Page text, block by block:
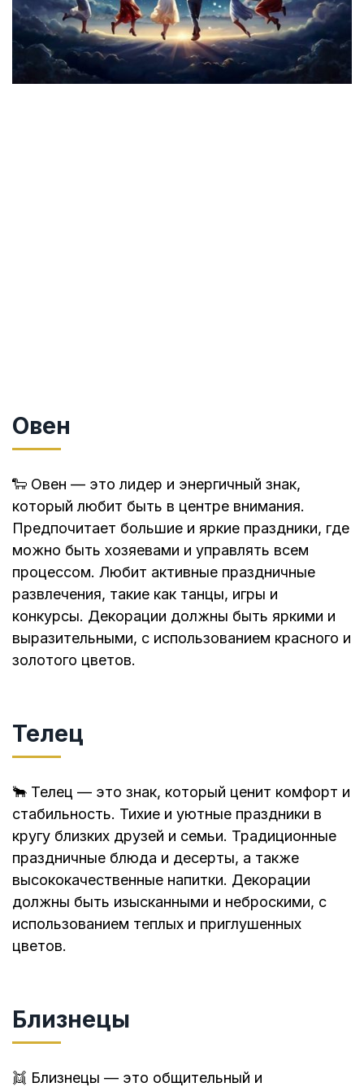
Овен
🐑 Овен — это лидер и энергичный знак,
который любит быть в центре внимания.
Предпочитает большие и яркие праздники, где
можно быть хозяевами и управлять всем
процессом. Любит активные праздничные
развлечения, такие как танцы, игры и
конкурсы. Декорации должны быть яркими и
выразительными, с использованием красного и
золотого цветов.
Телец
🐂 Телец — это знак, который ценит комфорт и
стабильность. Тихие и уютные праздники в
кругу близких друзей и семьи. Традиционные
праздничные блюда и десерты, а также
высококачественные напитки. Декорации
должны быть изысканными и неброскими, с
использованием теплых и приглушенных
цветов.
Близнецы
👯 Близнецы — это общительный и